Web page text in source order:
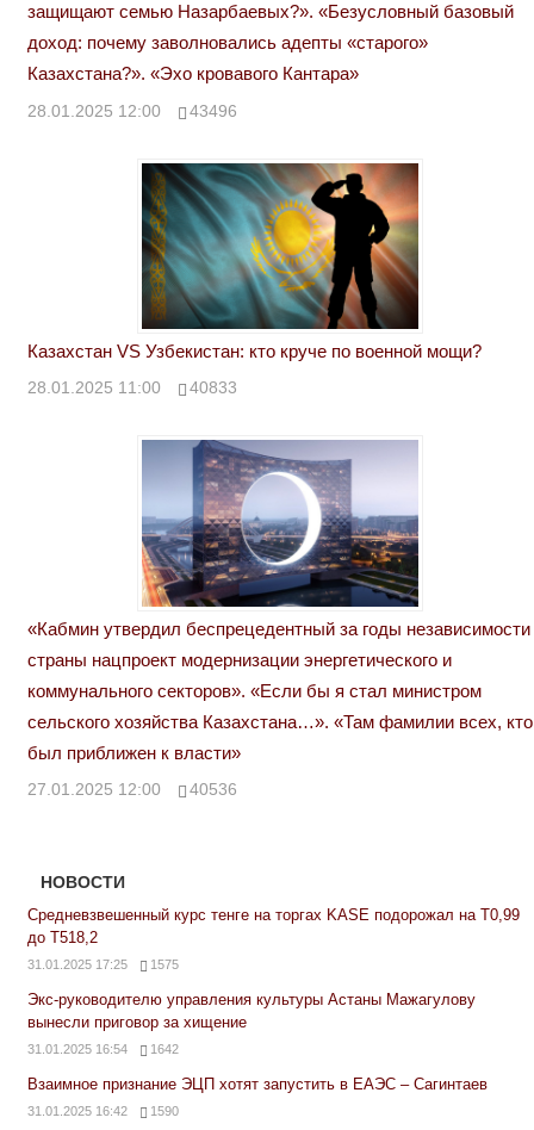
защищают семью Назарбаевых?». «Безусловный базовый
доход: почему заволновались адепты «старого»
Казахстана?». «Эхо кровавого Кантара»
28.01.2025 12:00 43496
Казахстан VS Узбекистан: кто круче по военной мощи?
28.01.2025 11:00 40833
«Кабмин утвердил беспрецедентный за годы независимости
страны нацпроект модернизации энергетического и
коммунального секторов». «Если бы я стал министром
сельского хозяйства Казахстана…». «Там фамилии всех, кто
был приближен к власти»
27.01.2025 12:00 40536
НОВОСТИ
Средневзвешенный курс тенге на торгах KASE подорожал на Т0,99
до Т518,2
31.01.2025 17:25 1575
Экс-руководителю управления культуры Астаны Мажагулову
вынесли приговор за хищение
31.01.2025 16:54 1642
Взаимное признание ЭЦП хотят запустить в ЕАЭС – Сагинтаев
31.01.2025 16:42 1590